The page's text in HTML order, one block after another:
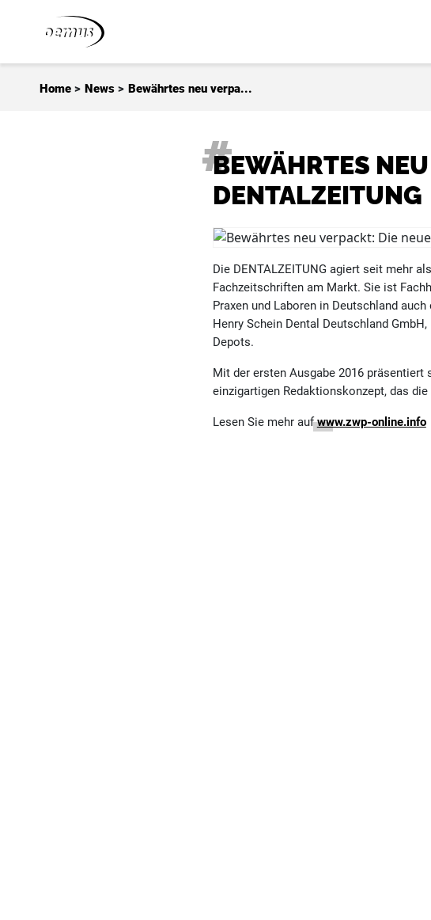
Home > News > Bewährtes neu verpa...
BEWÄHRTES
DENTALZEITUNG
Die DENTALZEITUNG agiert seit mehr
Fachzeitschriften am Markt. Sie ist
Praxen und Laboren in Deutschland
Henry Schein Dental Deutschland
Depots.
Mit der ersten Ausgabe 2016 präsentiert
einzigartigen Redaktionskonzept, das
Lesen Sie mehr aufwww.zwp-online.info